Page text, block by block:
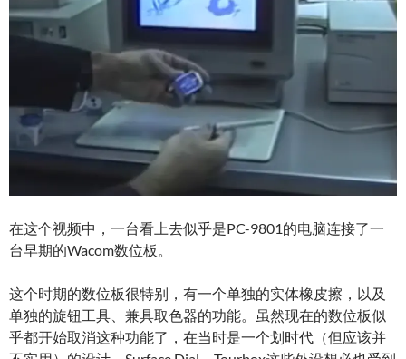
在这个视频中，一台看上去似乎是PC-9801的电脑连接了一
台早期的Wacom数位板。
这个时期的数位板很特别，有一个单独的实体橡皮擦，以及
单独的旋钮工具、兼具取色器的功能。虽然现在的数位板似
乎都开始取消这种功能了，在当时是一个划时代（但应该并